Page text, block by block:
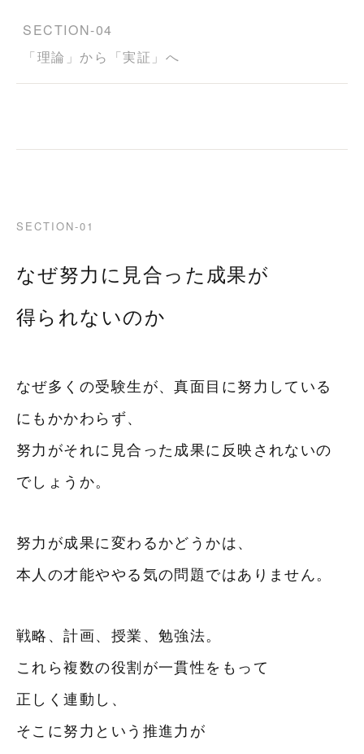
SECTION-04
「理論」から「実証」へ
SECTION-01
なぜ努力に見合った成果が
得られないのか
なぜ多くの受験生が、真面目に努力している
にもかかわらず、
努力がそれに見合った成果に反映されないの
でしょうか。
努力が成果に変わるかどうかは、
本人の才能ややる気の問題ではありません。
戦略、計画、授業、勉強法。
これら複数の役割が一貫性をもって
正しく連動し、
そこに努力という推進力が